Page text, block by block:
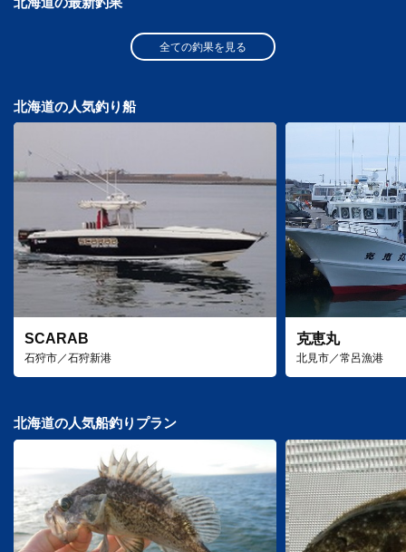
全ての釣果を見る
北海道の人気釣り船
SCARAB
石狩市／石狩新港
克恵丸
北見市／常呂漁港
北海道の人気船釣りプラン